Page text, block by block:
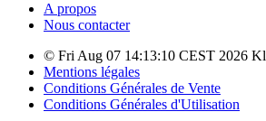
A propos
Nous contacter
© Fri Aug 07 14:13:10 CEST 2026
Mentions légales
Conditions Générales de Vente
Conditions Générales d'Utilisation